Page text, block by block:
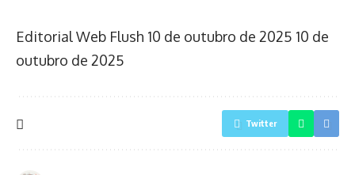
Editorial Web Flush 10 de outubro de 2025 10 de
outubro de 2025
Twitter